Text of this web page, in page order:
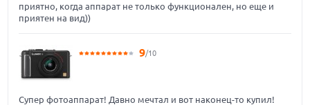
приятно, когда аппарат не только функционален, но еще и
приятен на вид))
9/10
Супер фотоаппарат! Давно мечтал и вот наконец-то купил!